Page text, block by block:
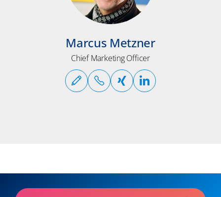
Marcus Metzner
Chief Marketing Officer